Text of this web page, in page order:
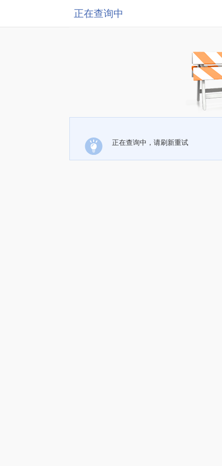
正在查询中
正在查询中，请刷新重试